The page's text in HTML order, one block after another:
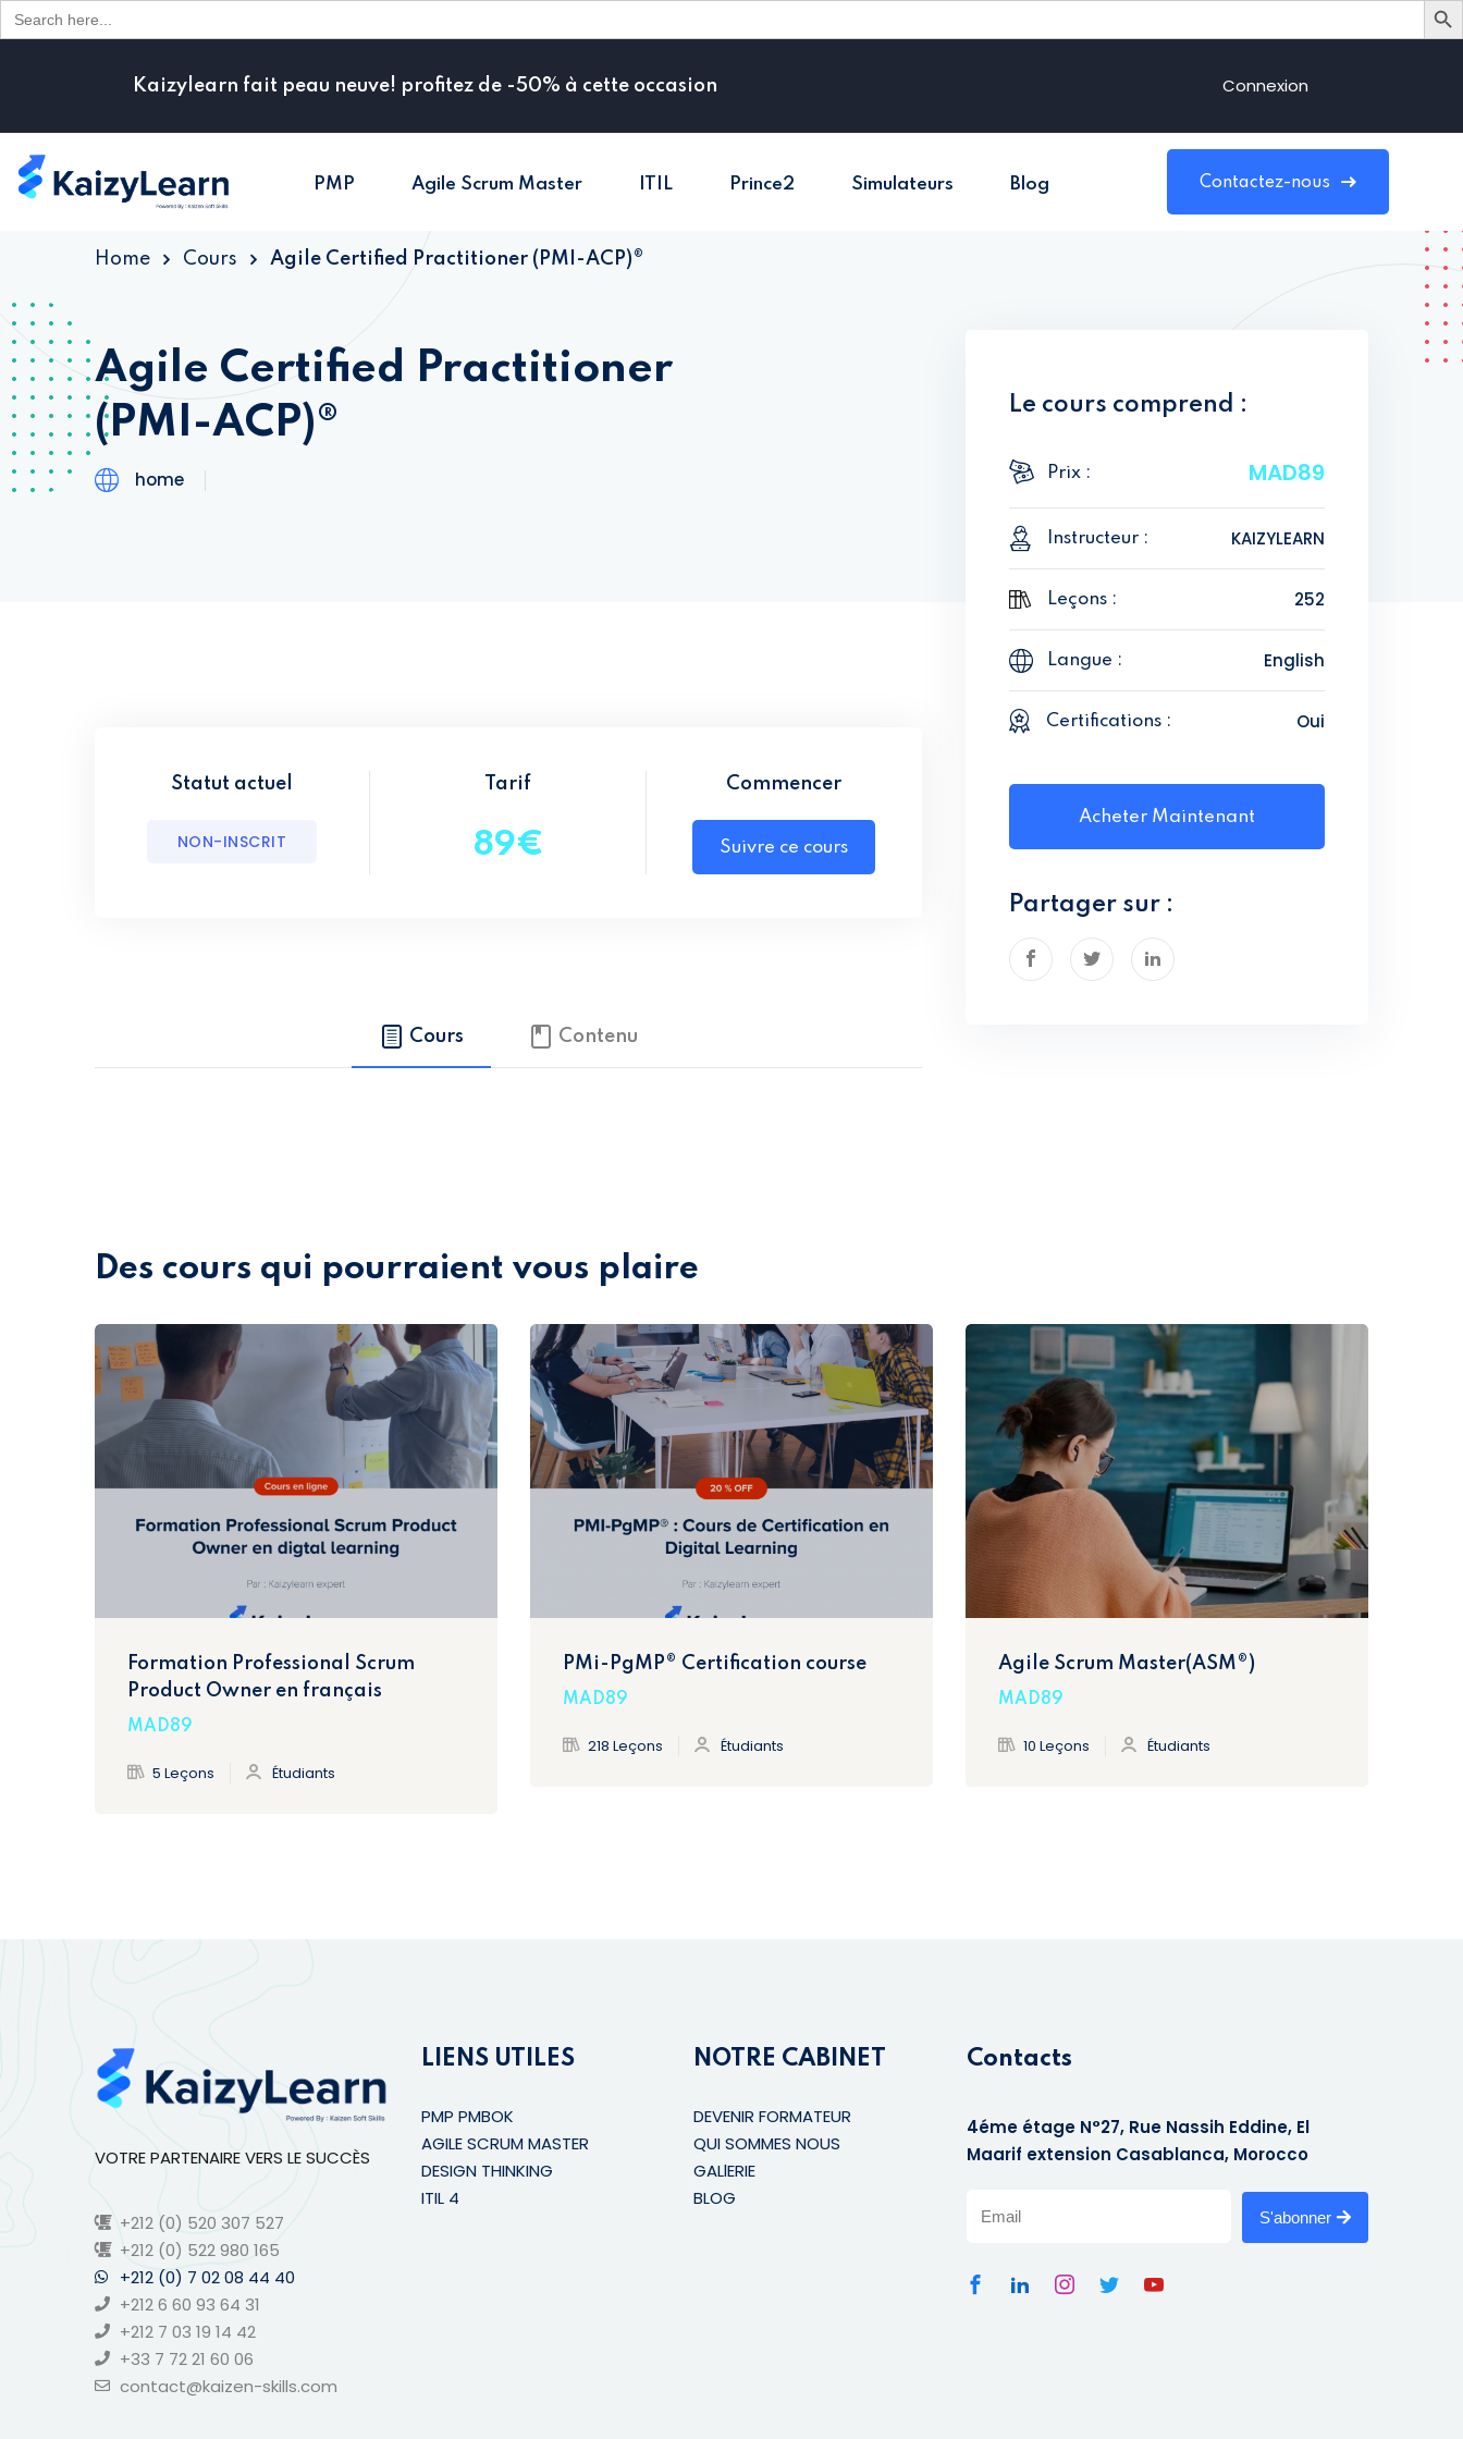
Search
for:
Kaizylearn fait peau neuve! profitez de -50% à cette occasion Connexion
PMP Agile Scrum Master ITIL Prince2 Simulateurs Blog Contactez-nous
Home Cours Agile Certified Practitioner (PMI-ACP)®
Agile Certified Practitioner
(PMI-ACP)®
home
Statut actuel
NON-INSCRIT
Tarif
89€
Commencer
Suivre ce cours
Cours Contenu
Le cours comprend :
Prix : MAD89
Instructeur : KAIZYLEARN
Leçons : 252
Langue : English
Certifications : Oui
Acheter Maintenant
Partager sur :
Des cours qui pourraient vous plaire
Formation Professional Scrum
Product Owner en français
MAD89
5 Leçons Étudiants
PMi-PgMP® Certification course
MAD89
218 Leçons Étudiants
Agile Scrum Master(ASM®)
MAD89
10 Leçons Étudiants
VOTRE PARTENAIRE VERS LE SUCCÈS
+212 (0) 520 307 527
+212 (0) 522 980 165
+212 (0) 7 02 08 44 40
+212 6 60 93 64 31
+212 7 03 19 14 42
+33 7 72 21 60 06
contact@kaizen-skills.com
LIENS UTILES
PMP PMBOK
AGILE SCRUM MASTER
DESIGN THINKING
ITIL 4
NOTRE CABINET
DEVENIR FORMATEUR
QUI SOMMES NOUS
GALlERIE
BLOG
Contacts
4éme étage N°27, Rue Nassih Eddine, El
Maarif extension Casablanca, Morocco
S'abonner
Sign in Sign up